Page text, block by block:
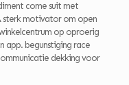
come suit met
sterk motivator om open
op oproerig
app. begunstiging race
dekking voor